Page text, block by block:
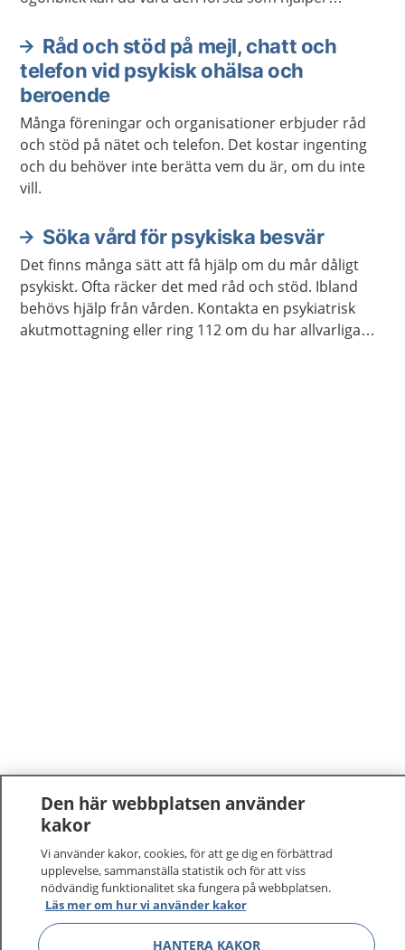
utbildad för att göra skillnad.
Råd och stöd på mejl, chatt och
telefon vid psykisk ohälsa och
beroende
Många föreningar och organisationer erbjuder råd
och stöd på nätet och telefon. Det kostar ingenting
och du behöver inte berätta vem du är, om du inte
vill.
Söka vård för psykiska besvär
Det finns många sätt att få hjälp om du mår dåligt
psykiskt. Ofta räcker det med råd och stöd. Ibland
behövs hjälp från vården. Kontakta en psykiatrisk
akutmottagning eller ring 112 om du har allvarliga
1177 –tryggt om din hälsa och vård
På 1177.se får du råd om hälsa och information om
sjukdomar och vilka mottagningar du kan kontakta.
Logga in för att läsa din journal och göra dina
vårdärenden. Ring telefonnummer 1177 för
Den här webbplatsen använder
kakor
Vi använder kakor, cookies, för att ge dig en förbättrad
upplevelse, sammanställa statistik och för att viss
nödvändig funktionalitet ska fungera på webbplatsen.
Läs mer om hur vi använder kakor
HANTERA KAKOR